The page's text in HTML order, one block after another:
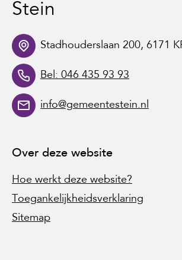
Stein
Stadhouderslaan 200, 6171
Bel: 046 435 93 93
info@gemeentestein.nl
Over deze website
Hoe werkt deze website?
Toegankelijkheidsverklaring
Sitemap